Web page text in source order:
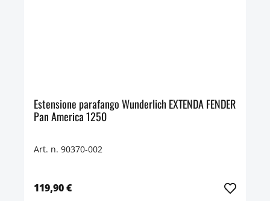
Estensione parafango Wunderlich EXTENDA FENDER
Pan America 1250
Art. n. 90370-002
119,90 €